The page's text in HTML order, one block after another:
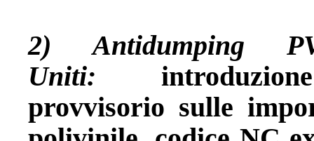
2) Antidumping
Uniti:
provvisorio sulle